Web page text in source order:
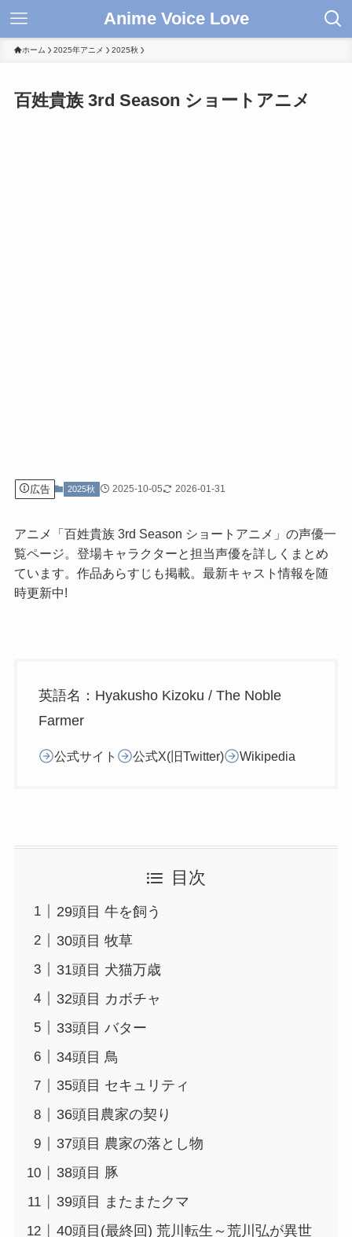
Anime Voice Love
ホーム 2025年アニメ 2025秋
百姓貴族 3rd Season ショートアニメ
広告 2025秋 2025-10-05 2026-01-31
アニメ「百姓貴族 3rd Season ショートアニメ」の声優一
覧ページ。登場キャラクターと担当声優を詳しくまとめ
ています。作品あらすじも掲載。最新キャスト情報を随
時更新中!
英語名：Hyakusho Kizoku / The Noble
Farmer
公式サイト 公式X(旧Twitter) Wikipedia
目次
29頭目 牛を飼う
30頭目 牧草
31頭目 犬猫万歳
32頭目 カボチャ
33頭目 バター
34頭目 鳥
35頭目 セキュリティ
36頭目農家の契り
37頭目 農家の落とし物
38頭目 豚
39頭目 またまたクマ
40頭目(最終回) 荒川転生～荒川弘が異世